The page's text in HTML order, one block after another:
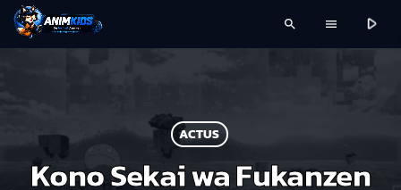
search menu play_arrow
ACTUS
Kono Sekai wa Fukanzen